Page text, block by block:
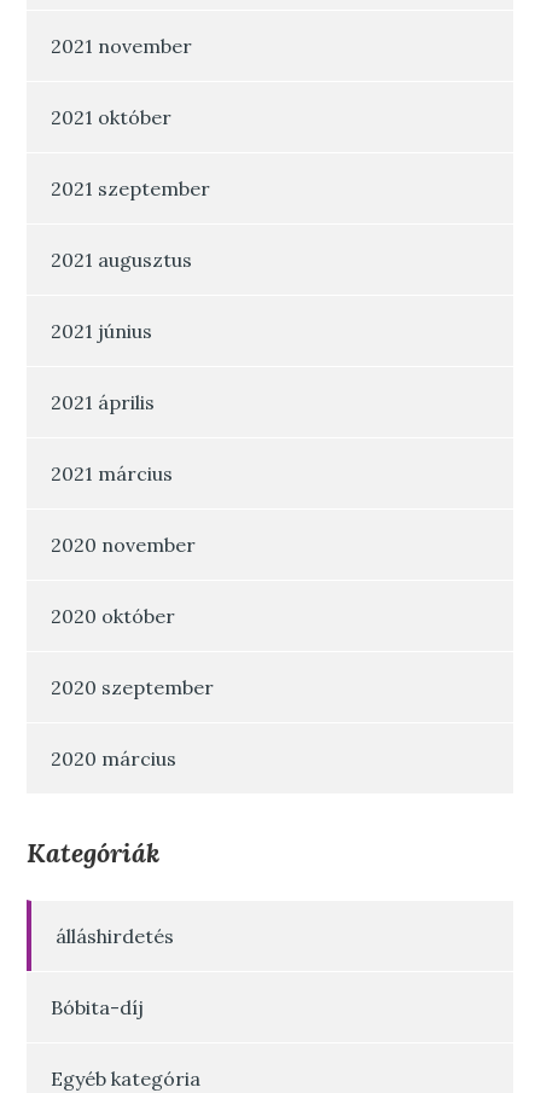
2021 november
2021 október
2021 szeptember
2021 augusztus
2021 június
2021 április
2021 március
2020 november
2020 október
2020 szeptember
2020 március
Kategóriák
álláshirdetés
Bóbita-díj
Egyéb kategória